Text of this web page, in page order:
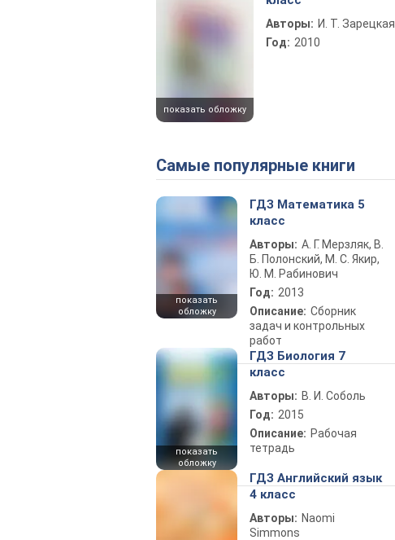
показать обложку
Авторы: И. Т. Зарецкая
Год: 2010
Самые популярные книги
показать
обложку
ГДЗ Математика 5
класс
Авторы: А. Г. Мерзляк, В.
Б. Полонский, М. С. Якир,
Ю. М. Рабинович
Год: 2013
Описание: Сборник
задач и контрольных
работ
показать
обложку
ГДЗ Биология 7
класс
Авторы: В. И. Соболь
Год: 2015
Описание: Рабочая
тетрадь
ГДЗ Английский язык
4 класс
Авторы: Naomi
Simmons